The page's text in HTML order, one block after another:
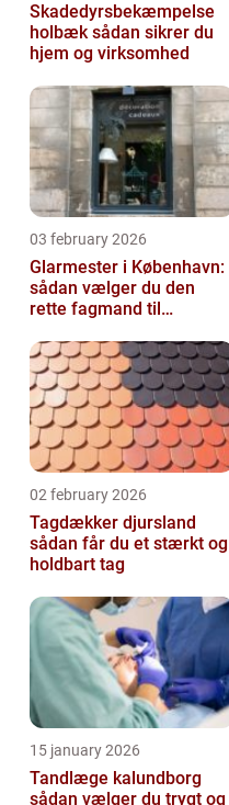
Skadedyrsbekæmpelse
holbæk sådan sikrer du
hjem og virksomhed
03 february 2026
Glarmester i København:
sådan vælger du den
rette fagmand til
02 february 2026
Tagdækker djursland
sådan får du et stærkt og
holdbart tag
15 january 2026
Tandlæge kalundborg
sådan vælger du trygt og